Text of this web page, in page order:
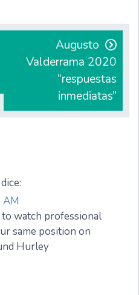
Augusto
Valderrama 2020
“respuestas
inmediatas”
dice:
AM
watch professional
same position on
Hurley